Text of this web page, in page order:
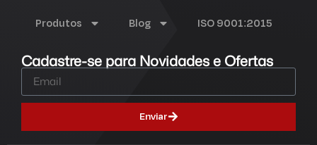
Produtos Blog ISO 9001:2015
Cadastre-se para Novidades e Ofertas
Enviar